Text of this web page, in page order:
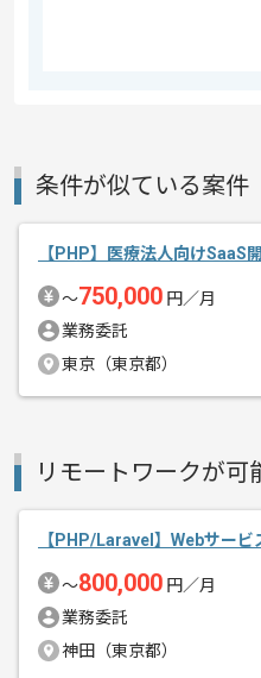
・
・
・
上
精算・お支払い
精
その他募集要項
商
条件が似ている案件
【PHP】医療法人向けSaaS
〜750,000 円／月
業務委託
東京（東京都）
リモートワークが可
【PHP/Laravel】Webサー
〜800,000 円／月
業務委託
神田（東京都）